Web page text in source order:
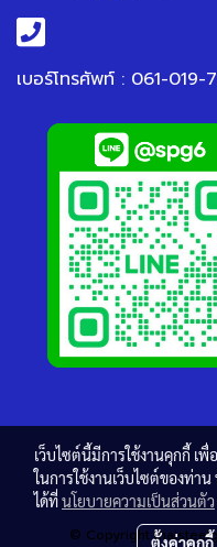
เบอร์โทรศัพท์ : 061-019-
© Copyright
เว็บไซต์นี้มีการใช้งานคุกกี้
ในการใช้งานเว็บไซต์ของท่า
ได้ที่นโยบายความเป็นส่วนตัว
ตั้งค่าคุกกี้